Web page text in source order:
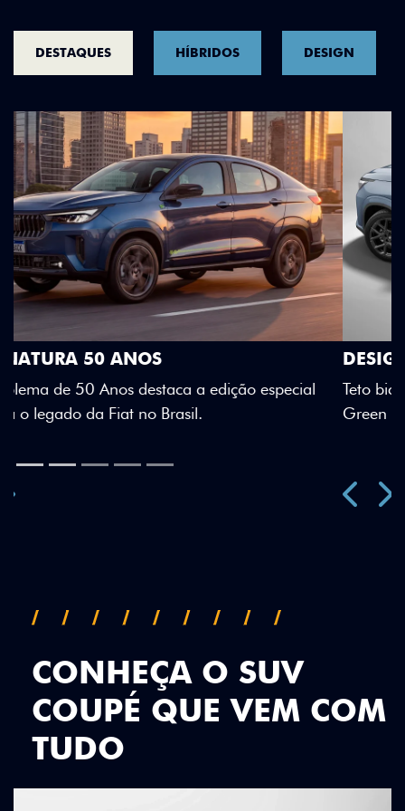
DESTAQUES HÍBRIDOS DESIGN
DESIGN QUE SE DESTACA
Teto bicolor, adesivos estilizados e detalhes em Citrus
Green criam uma identidade visual única.
CONHEÇA O SUV
COUPÉ QUE VEM COM
TUDO